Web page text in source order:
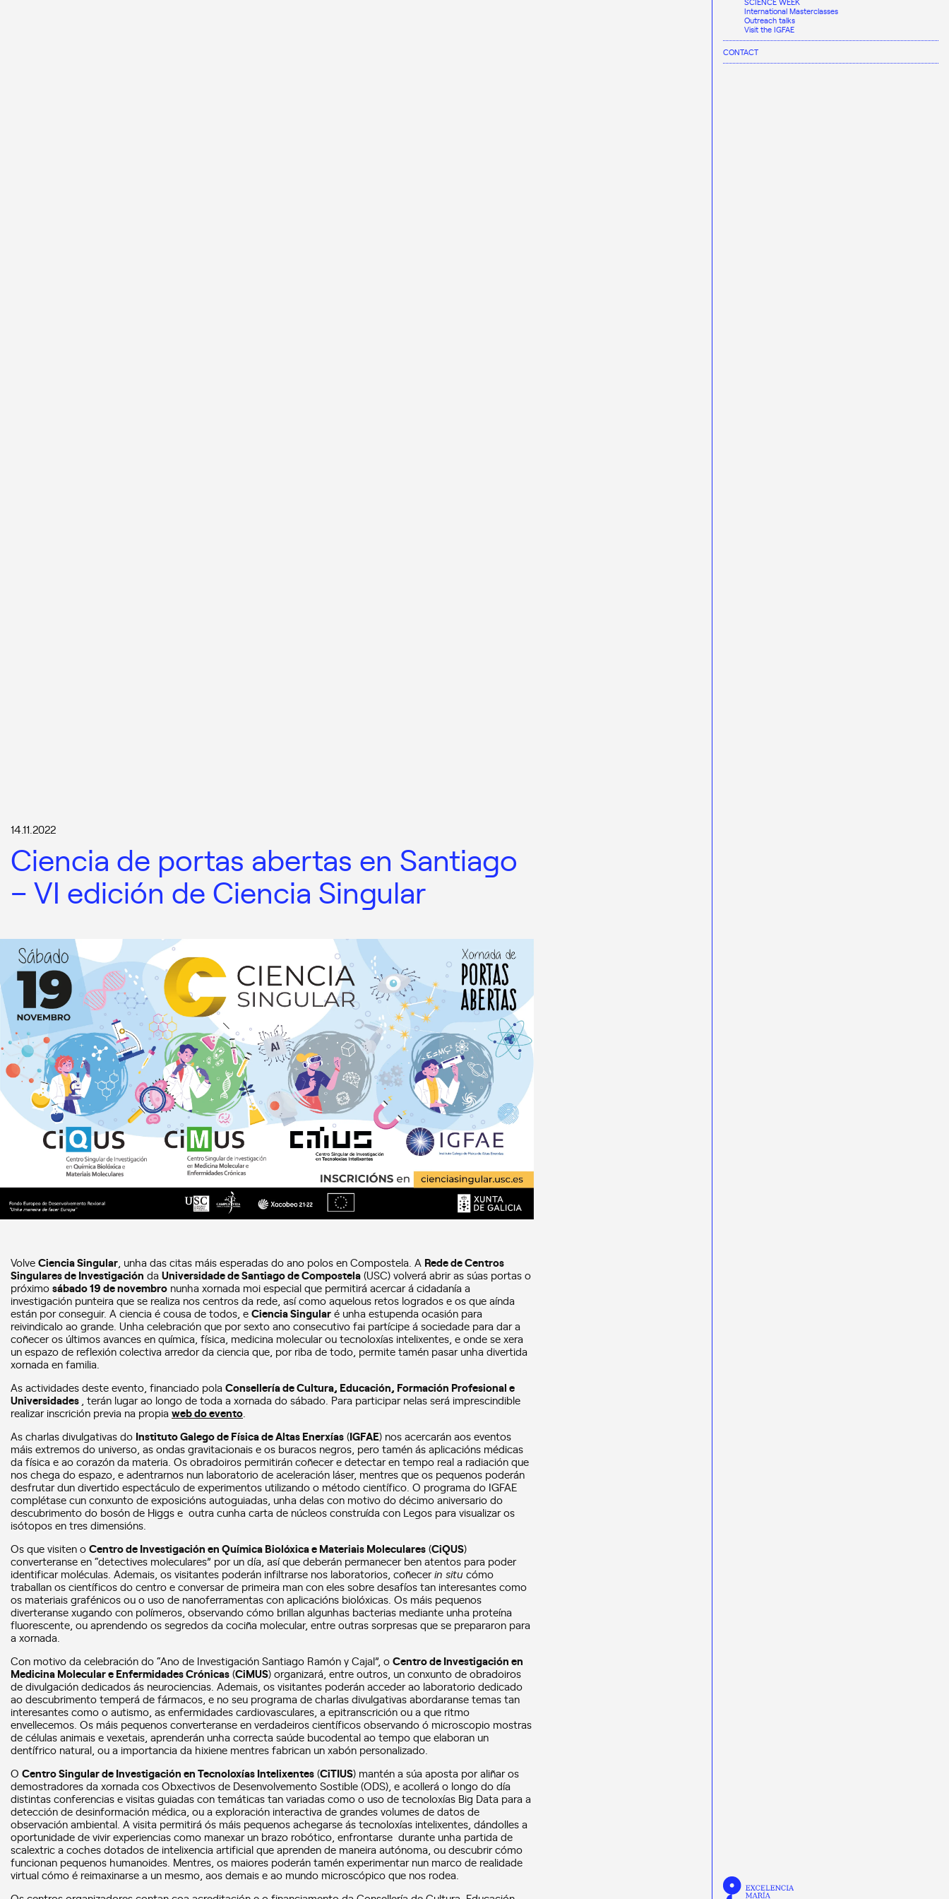
International Masterclasses
Outreach talks
Visit the IGFAE
CONTACT
14.11.2022
Ciencia de portas abertas en Santiago
– VI edición de Ciencia Singular
VolveCiencia Singular, unha das citas máis esperadas do ano polos en Compostela. A Rede de Centros
Singulares de Investigación daUniversidade de Santiago de Compostela(USC) volverá abrir as súas portas o
próximosábado 19 de novembro nunha xornada moi especial que permitirá acercar á cidadanía a
investigación punteira que se realiza nos centros da rede, así como aquelous retos logrados e os que aínda
están por conseguir. A ciencia é cousa de todos, eCiencia Singularé unha estupenda ocasión para
reivindicalo ao grande. Unha celebración que por sexto ano consecutivo fai partícipe á sociedade para dar a
coñecer os últimos avances en química, física, medicina molecular ou tecnoloxías intelixentes, e onde se xera
un espazo de reflexión colectiva arredor da ciencia que, por riba de todo, permite tamén pasar unha divertida
xornada en familia.
As actividades deste evento, financiado polaConsellería de Cultura, Educación, Formación Profesional e
Universidades, terán lugar ao longo de toda a xornada do sábado. Para participar nelas será imprescindible
realizar inscrición previa na propiaweb do evento.
As charlas divulgativas do Instituto Galego de Física de Altas Enerxías(IGFAE) nos acercarán aos eventos
máis extremos do universo, as ondas gravitacionais e os buracos negros, pero tamén ás aplicacións médicas
da física e ao corazón da materia. Os obradoiros permitirán coñecer e detectar en tempo real a radiación que
nos chega do espazo, e adentrarnos nun laboratorio de aceleración láser, mentres que os pequenos poderán
desfrutar dun divertido espectáculo de experimentos utilizando o método científico. O programa do IGFAE
complétase cun conxunto de exposicións autoguiadas, unha delas con motivo do décimo aniversario do
descubrimento do bosón de Higgs e outra cunha carta de núcleos construída con Legos para visualizar os
isótopos en tres dimensións.
Os que visiten oCentro de Investigación en Química Biolóxica e Materiais Moleculares(CiQUS)
converteranse en “detectives moleculares” por un día, así que deberán permanecer ben atentos para poder
identificar moléculas. Ademais, os visitantes poderán infiltrarse nos laboratorios, coñecerin situcómo
traballan os científicos do centro e conversar de primeira man con eles sobre desafíos tan interesantes como
os materiais grafénicos ou o uso de nanoferramentas con aplicacións biolóxicas. Os máis pequenos
diverteranse xugando con polímeros, observando cómo brillan algunhas bacterias mediante unha proteína
fluorescente, ou aprendendo os segredos da cociña molecular, entre outras sorpresas que se prepararon para
a xornada.
Con motivo da celebración do “Ano de Investigación Santiago Ramón y Cajal”, oCentro de Investigación en
Medicina Molecular e Enfermidades Crónicas(CiMUS) organizará, entre outros, un conxunto de obradoiros
de divulgación dedicados ás neurociencias. Ademais, os visitantes poderán acceder ao laboratorio dedicado
ao descubrimento temperá de fármacos, e no seu programa de charlas divulgativas abordaranse temas tan
interesantes como o autismo, as enfermidades cardiovasculares, a epitranscrición ou a que ritmo
envellecemos. Os máis pequenos converteranse en verdadeiros científicos observando ó microscopio mostras
de células animais e vexetais, aprenderán unha correcta saúde bucodental ao tempo que elaboran un
dentífrico natural, ou a importancia da hixiene mentres fabrican un xabón personalizado.
O Centro Singular de Investigación en Tecnoloxías Intelixentes(CiTIUS) mantén a súa aposta por aliñar os
demostradores da xornada cos Obxectivos de Desenvolvemento Sostible (ODS), e acollerá o longo do día
distintas conferencias e visitas guiadas con temáticas tan variadas como o uso de tecnoloxías Big Data para a
detección de desinformación médica, ou a exploración interactiva de grandes volumes de datos de
observación ambiental. A visita permitirá ós máis pequenos achegarse ás tecnoloxías intelixentes, dándolles a
oportunidade de vivir experiencias como manexar un brazo robótico, enfrontarse durante unha partida de
scalextric a coches dotados de intelixencia artificial que aprenden de maneira autónoma, ou descubrir cómo
funcionan pequenos humanoides. Mentres, os maiores poderán tamén experimentar nun marco de realidade
virtual cómo é reimaxinarse a un mesmo, aos demais e ao mundo microscópico que nos rodea.